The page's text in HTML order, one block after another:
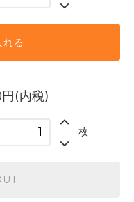
る
(内税)
枚